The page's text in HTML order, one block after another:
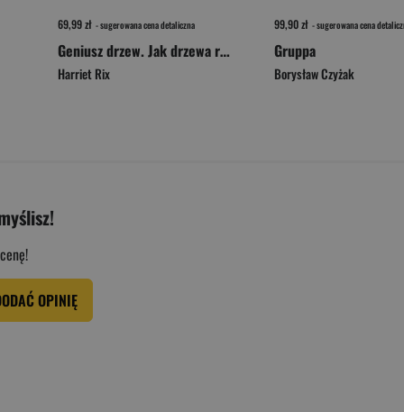
69,99 zł - sugerowana cena detaliczna
Geniusz drzew. Jak drzewa rządzą światem
Harriet Rix
99,90 zł - sugerowana cena
Gruppa
Borysław Czyżak
OPINIĘ